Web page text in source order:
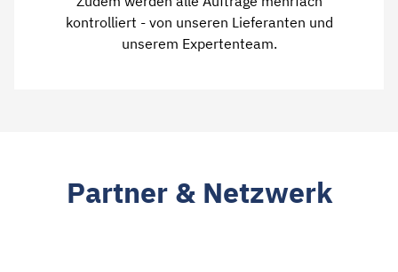
kontrolliert - von unseren Lieferanten und
unserem Expertenteam.
Partner & Netzwerk